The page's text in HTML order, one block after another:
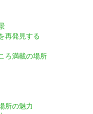
再発見する
ろ満載の場所
所の魅力